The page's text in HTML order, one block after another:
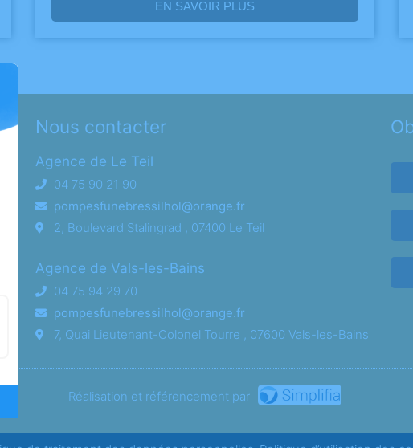
EN SAVOIR PLUS
Nous contacter
Agence de Le Teil
04 75 90 21 90
pompesfunebressilhol@orange.fr
2, Boulevard Stalingrad , 07400 Le Teil
Agence de Vals-les-Bains
04 75 94 29 70
pompesfunebressilhol@orange.fr
7, Quai Lieutenant-Colonel Tourre , 07600 Vals-les-Bains
Réalisation et référencement par